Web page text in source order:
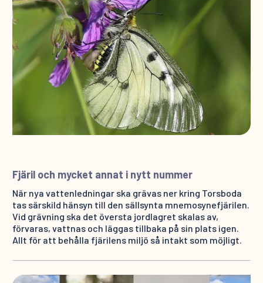
Fjäril och mycket annat i nytt nummer
När nya vattenledningar ska grävas ner kring Torsboda
tas särskild hänsyn till den sällsynta mnemosynefjärilen.
Vid grävning ska det översta jordlagret skalas av,
förvaras, vattnas och läggas tillbaka på sin plats igen.
Allt för att behålla fjärilens miljö så intakt som möjligt.